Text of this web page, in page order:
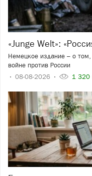
«Junge Welt»:
Немецкое издание – о
войне против России
08-08-2026
1 320